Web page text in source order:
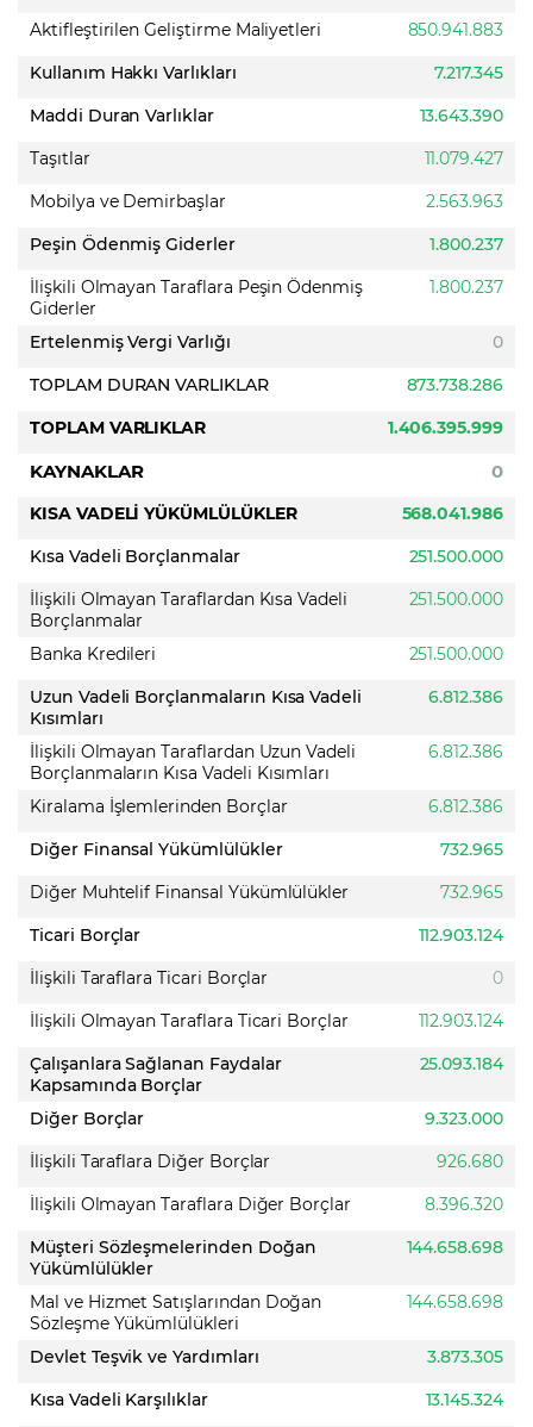
Aktifleştirilen Geliştirme Maliyetleri
850.941.883
Kullanım Hakkı Varlıkları
7.217.345
Maddi Duran Varlıklar
13.643.390
Taşıtlar
11.079.427
Mobilya ve Demirbaşlar
2.563.963
Peşin Ödenmiş Giderler
1.800.237
İlişkili Olmayan Taraflara Peşin Ödenmiş
Giderler
1.800.237
Ertelenmiş Vergi Varlığı
0
TOPLAM DURAN VARLIKLAR
873.738.286
TOPLAM VARLIKLAR
1.406.395.999
KAYNAKLAR 0
KISA VADELİ YÜKÜMLÜLÜKLER
568.041.986
Kısa Vadeli Borçlanmalar
251.500.000
İlişkili Olmayan Taraflardan Kısa Vadeli
Borçlanmalar
251.500.000
Banka Kredileri
251.500.000
Uzun Vadeli Borçlanmaların Kısa Vadeli
Kısımları
6.812.386
İlişkili Olmayan Taraflardan Uzun Vadeli
Borçlanmaların Kısa Vadeli Kısımları
6.812.386
Kiralama İşlemlerinden Borçlar
6.812.386
Diğer Finansal Yükümlülükler
732.965
Diğer Muhtelif Finansal Yükümlülükler
732.965
Ticari Borçlar
112.903.124
İlişkili Taraflara Ticari Borçlar
0
İlişkili Olmayan Taraflara Ticari Borçlar
112.903.124
Çalışanlara Sağlanan Faydalar
Kapsamında Borçlar
25.093.184
Diğer Borçlar
9.323.000
İlişkili Taraflara Diğer Borçlar
926.680
İlişkili Olmayan Taraflara Diğer Borçlar
8.396.320
Müşteri Sözleşmelerinden Doğan
Yükümlülükler
144.658.698
Mal ve Hizmet Satışlarından Doğan
Sözleşme Yükümlülükleri
144.658.698
Devlet Teşvik ve Yardımları
3.873.305
Kısa Vadeli Karşılıklar
13.145.324